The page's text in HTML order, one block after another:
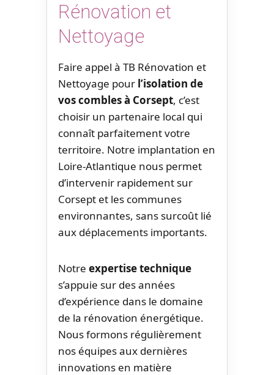
Rénovation et
Nettoyage
Faire appel à TB Rénovation et
Nettoyage pour l’isolation de
vos combles à Corsept, c’est
choisir un partenaire local qui
connaît parfaitement votre
territoire. Notre implantation en
Loire-Atlantique nous permet
d’intervenir rapidement sur
Corsept et les communes
environnantes, sans surcoût lié
aux déplacements importants.
Notre expertise technique
s’appuie sur des années
d’expérience dans le domaine
de la rénovation énergétique.
Nous formons régulièrement
nos équipes aux dernières
innovations en matière